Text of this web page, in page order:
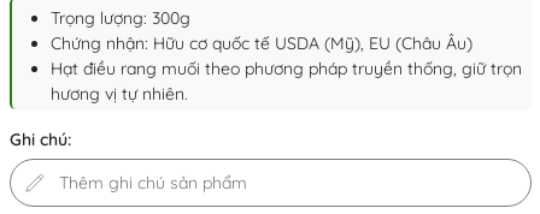
Trọng lượng: 300g
Chứng nhận: Hữu cơ quốc tế USDA (Mỹ), EU (Châu Âu)
Hạt điều rang muối theo phương pháp truyền thống, giữ trọn
hương vị tự nhiên.
Ghi chú: